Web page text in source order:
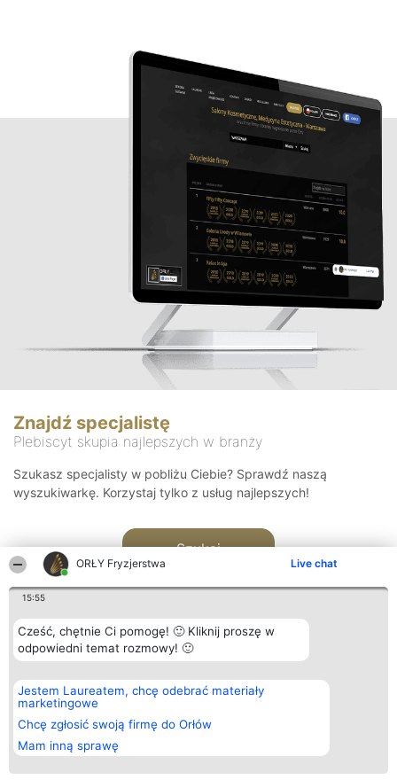
ORŁY Fryzjerstwa Live chat
15:55
Cześć, chętnie Ci pomogę! 🙂 Kliknij proszę w
odpowiedni temat rozmowy! 🙂
Jestem Laureatem, chcę odebrać materiały
marketingowe
Chcę zgłosić swoją firmę do Orłów
Mam inną sprawę
Znajdź specjalistę
Plebiscyt skupia najlepszych w branży
Szukasz specjalisty w pobliżu Ciebie? Sprawdź naszą
wyszukiwarkę. Korzystaj tylko z usług najlepszych!
Szukaj
Organizator plebiscytu
Bright Side Solutions sp. z o.
o. sp. k.
ul. Ruska 22
Wrocław 50-079
KRS 0000749100 | Regon
381313360 | NIP 8943132676
Plebiscyt
Laureaci
wszystkich
Laureatów
Regulamin
Kontakt
Kontakt